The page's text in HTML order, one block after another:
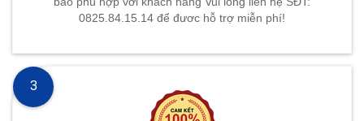
0825.84.15.14 để đươc hỗ trợ miễn phí!
3